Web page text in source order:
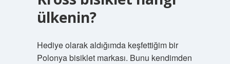
ülkenin?
Hediye olarak aldığımda keşfettiğim bir
Polonya bisiklet markası. Bunu kendimden